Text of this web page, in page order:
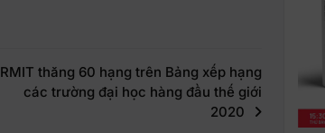
RMIT thăng 60 hạng trên Bảng xếp hạng
các trường đại học hàng đầu thế giới
2020